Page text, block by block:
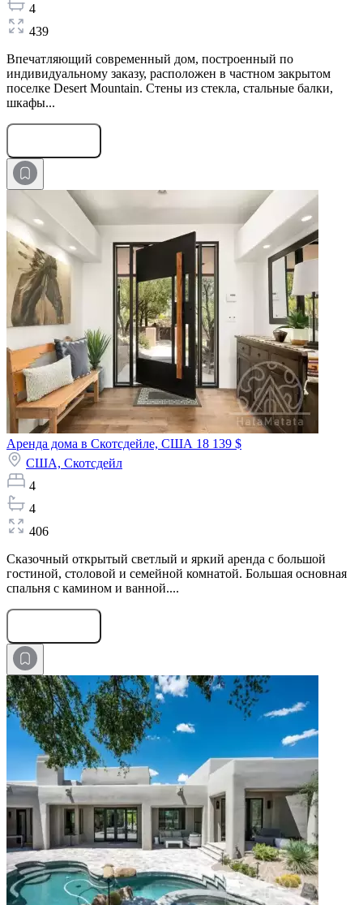
4
439
Впечатляющий современный дом, построенный по
индивидуальному заказу, расположен в частном закрытом
поселке Desert Mountain. Стены из стекла, стальные балки,
шкафы...
Аренда дома в Скотсдейле, США 18 139 $
США, Скотсдейл
4
4
406
Сказочный открытый светлый и яркий аренда с большой
гостиной, столовой и семейной комнатой. Большая основная
спальня с камином и ванной....